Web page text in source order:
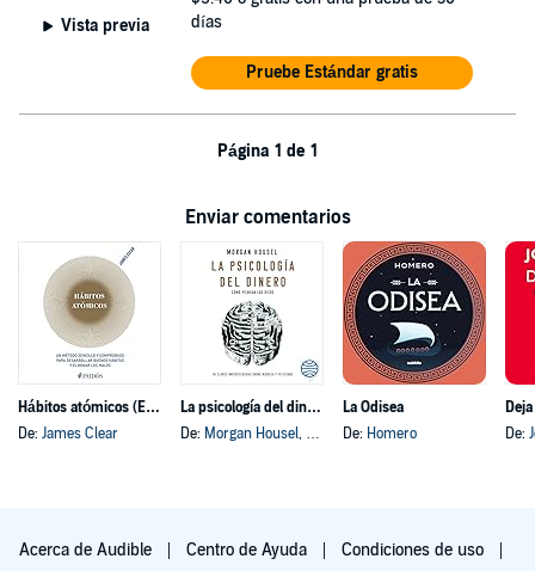
Vista previa
días
Pruebe Estándar gratis
Página 1 de 1
Enviar comentarios
Hábitos atómicos (Español neutro)
De: James Clear
La psicología del dinero
De: Morgan Housel, y otros
La Odisea
De: Homero
De:
Acerca de Audible Centro de Ayuda Condiciones de uso